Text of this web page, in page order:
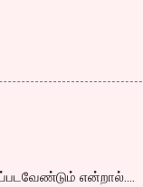
என்றால்....